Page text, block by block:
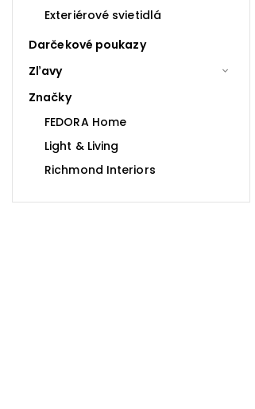
Exteriérové svietidlá
Darčekové poukazy
Zľavy
Značky
FEDORA Home
Light & Living
Richmond Interiors